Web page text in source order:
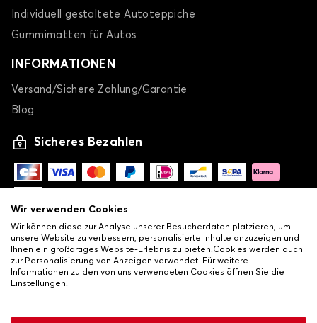
Individuell gestaltete Autoteppiche
Gummimatten für Autos
INFORMATIONEN
Versand/Sichere Zahlung/Garantie
Blog
Sicheres Bezahlen
Allgemeine Verkaufsbedingungen•
Wir verwenden Cookies
Wir können diese zur Analyse unserer Besucherdaten platzieren, um
unsere Website zu verbessern, personalisierte Inhalte anzuzeigen und
Ihnen ein großartiges Website-Erlebnis zu bieten.Cookies werden auch
zur Personalisierung von Anzeigen verwendet. Für weitere
Informationen zu den von uns verwendeten Cookies öffnen Sie die
Einstellungen.